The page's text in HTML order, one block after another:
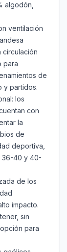
algodón,
ventilación
circulación
para
de
y partidos.
los
con
la
de
deportiva,
36-40 y 40-
de los
impacto.
sin
para